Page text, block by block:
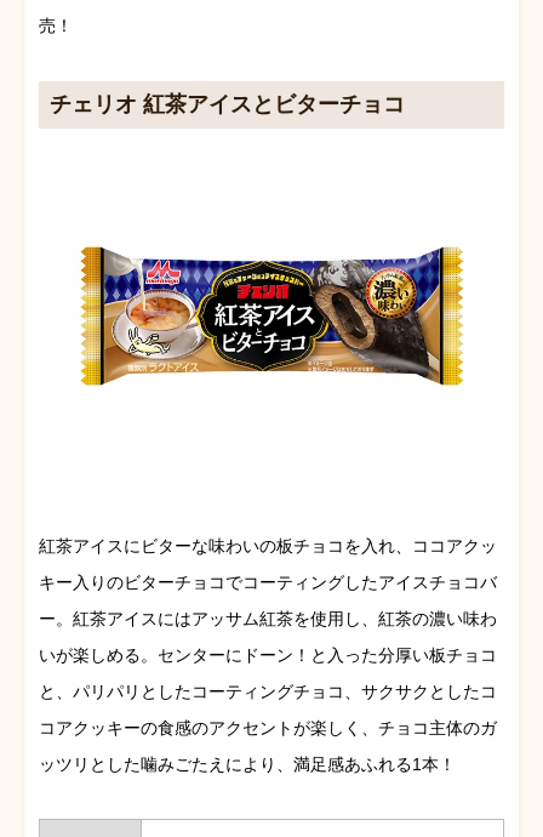
売！
チェリオ 紅茶アイスとビターチョコ
紅茶アイスにビターな味わいの板チョコを入れ、ココアクッ
キー入りのビターチョコでコーティングしたアイスチョコバ
ー。紅茶アイスにはアッサム紅茶を使用し、紅茶の濃い味わ
いが楽しめる。センターにドーン！と入った分厚い板チョコ
と、パリパリとしたコーティングチョコ、サクサクとしたコ
コアクッキーの食感のアクセントが楽しく、チョコ主体のガ
ッツリとした噛みごたえにより、満足感あふれる1本！